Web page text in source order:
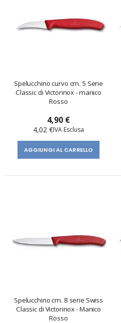
Spelucchino curvo cm. 5 Serie
Classic di Victorinox - manico
Rosso
4,90 €
4,02 €
AGGIUNGI AL CARRELLO
Spelucchino cm. 8 serie Swiss
Classic di Victorinox - Manico
Rosso